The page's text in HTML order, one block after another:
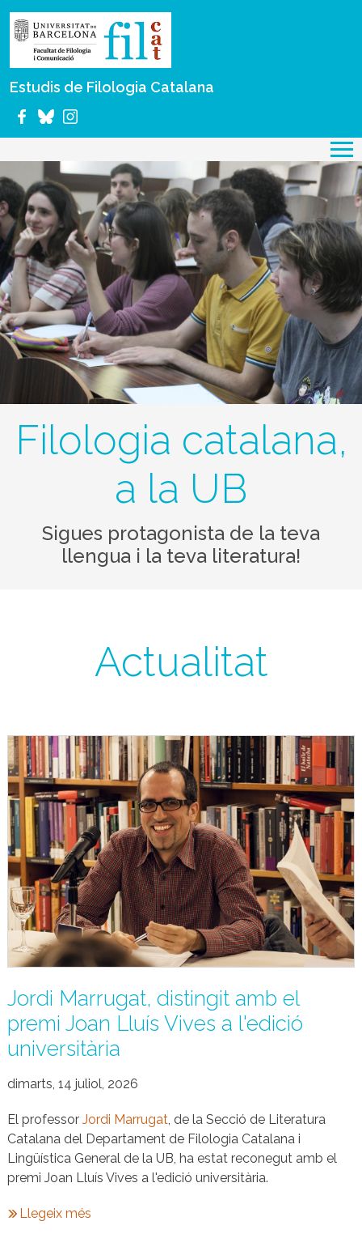
Estudis de Filologia Catalana
Filologia catalana,
a la UB
Sigues protagonista de la teva
llengua i la teva literatura!
Actualitat
Jordi Marrugat, distingit amb el
premi Joan Lluís Vives a l'edició
universitària
dimarts, 14 juliol, 2026
El professor Jordi Marrugat , de la Secció de Literatura
Catalana del Departament de Filologia Catalana i
Lingüística General de la UB, ha estat reconegut amb el
premi Joan Lluís Vives a l'edició universitària.
Llegeix més